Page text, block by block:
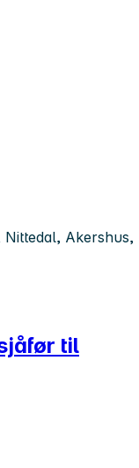
Akershus,
til